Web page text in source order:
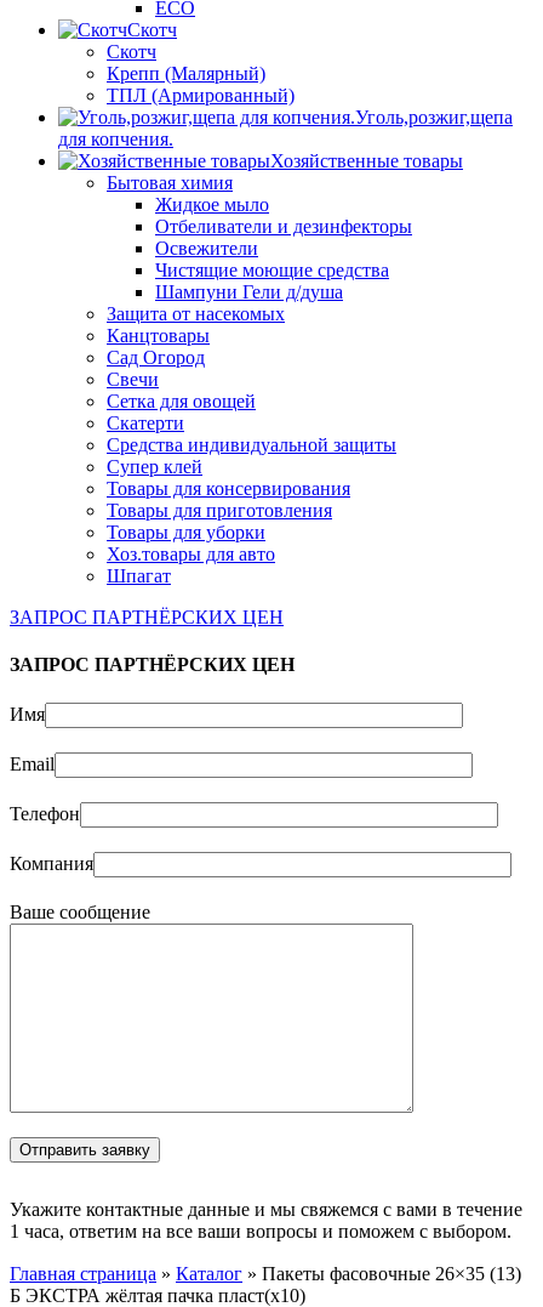
ECO
Скотч
Скотч
Крепп (Малярный)
ТПЛ (Армированный)
Уголь,розжиг,щепа
для копчения.
Хозяйственные товары
Бытовая химия
Жидкое мыло
Отбеливатели и дезинфекторы
Освежители
Чистящие моющие средства
Шампуни Гели д/душа
Защита от насекомых
Канцтовары
Сад Огород
Свечи
Сетка для овощей
Скатерти
Средства индивидуальной защиты
Супер клей
Товары для консервирования
Товары для приготовления
Товары для уборки
Хоз.товары для авто
Шпагат
ЗАПРОС ПАРТНЁРСКИХ ЦЕН
ЗАПРОС ПАРТНЁРСКИХ ЦЕН
Имя
Email
Телефон
Компания
Ваше сообщение
Укажите контактные данные и мы свяжемся с вами в течение
1 часа, ответим на все ваши вопросы и поможем с выбором.
Главная страница » Каталог » Пакеты фасовочные 26×35 (13)
Б ЭКСТРА жёлтая пачка пласт(х10)